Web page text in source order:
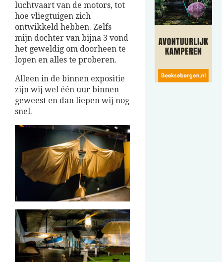
luchtvaart van de motors, tot
hoe vliegtuigen zich
ontwikkeld hebben. Zelfs
mijn dochter van bijna 3 vond
het geweldig om doorheen te
lopen en alles te proberen.
Alleen in de binnen expositie
zijn wij wel één uur binnen
geweest en dan liepen wij nog
snel.